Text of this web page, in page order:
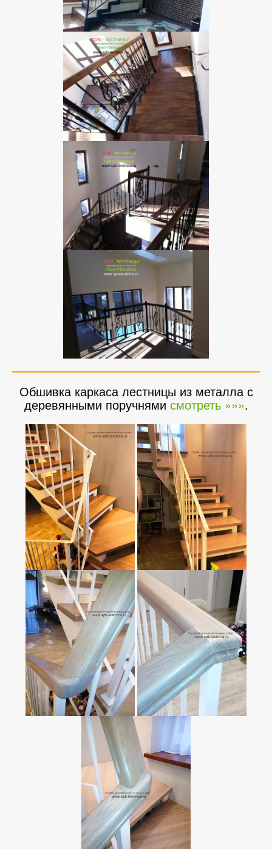
Обшивка каркаса лестницы из металла с
деревянными поручнямисмотреть »»».